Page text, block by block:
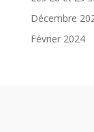
Décembre
Février 2024